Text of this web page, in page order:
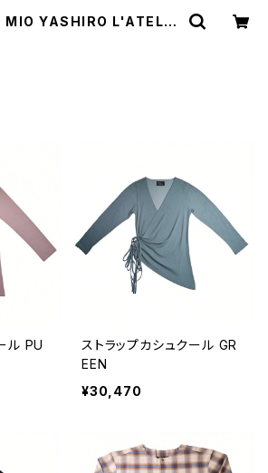
MIO YASHIRO L'ATELIE
ル PU
ストラップカシュクール GR
EEN
¥30,470